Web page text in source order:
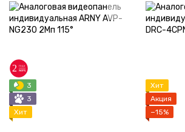
3
3
Хит
Хит
Акция
−15%